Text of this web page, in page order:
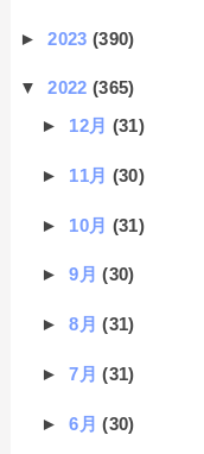
►2023(390)
▼2022(365)
► 12月 (31)
► 11月 (30)
► 10月 (31)
►9月(30)
►8月(31)
►7月(31)
►6月(30)